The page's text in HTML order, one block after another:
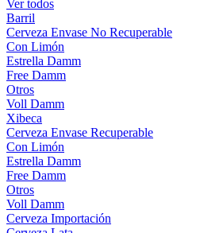
Ver todos
Barril
Cerveza Envase No Recuperable
Con Limón
Estrella Damm
Free Damm
Otros
Voll Damm
Xibeca
Cerveza Envase Recuperable
Con Limón
Estrella Damm
Free Damm
Otros
Voll Damm
Cerveza Importación